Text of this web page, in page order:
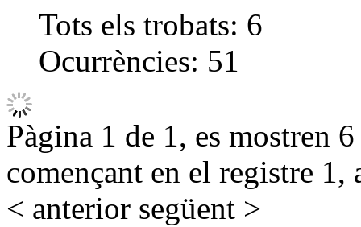
Tots els trobats: 6
Ocurrències: 51
Pàgina 1 de 1, es mostren
començant en el registre 1,
< anterior següent >